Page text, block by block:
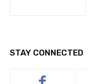
STAY CONNECTED